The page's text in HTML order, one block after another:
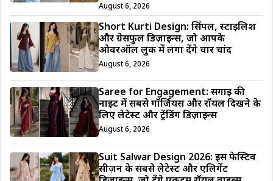
August 6, 2026
Short Kurti Design: सिंपल, स्टाइलिश
और ग्रेसफुल डिज़ाइन्स, जो आपके
ओवरऑल लुक में लगा देंगे चार चांद
August 6, 2026
Saree for Engagement: सगाई की
नाइट में सबसे गॉर्जियस और रॉयल दिखने के
लिए लेटेस्ट और ट्रेंडिंग डिज़ाइन्स
August 6, 2026
Suit Salwar Design 2026: इस फेस्टिव
सीज़न के सबसे लेटेस्ट और एलिगेंट